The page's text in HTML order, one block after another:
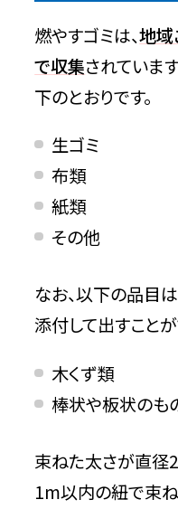
燃やすゴミは、地域
で収集されていま
下のとおりです。
生ゴミ
布類
紙類
その他
なお、以下の品目
添付して出すことが
木くず類
棒状や板状のも
束ねた太さが直径
1m以内の紐で束